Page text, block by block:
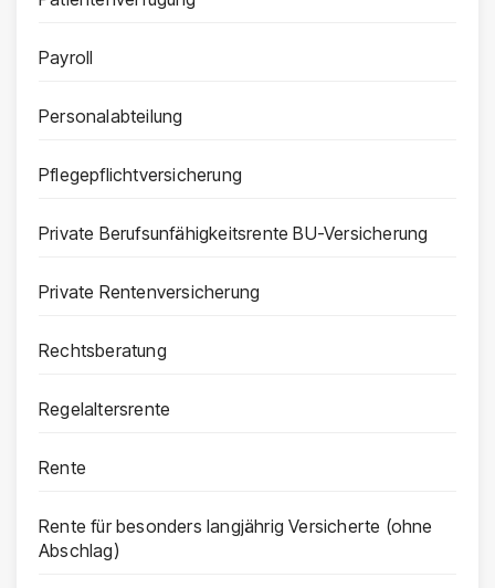
Payroll
Personalabteilung
Pflegepflichtversicherung
Private Berufsunfähigkeitsrente BU-Versicherung
Private Rentenversicherung
Rechtsberatung
Regelaltersrente
Rente
Rente für besonders langjährig Versicherte (ohne
Abschlag)